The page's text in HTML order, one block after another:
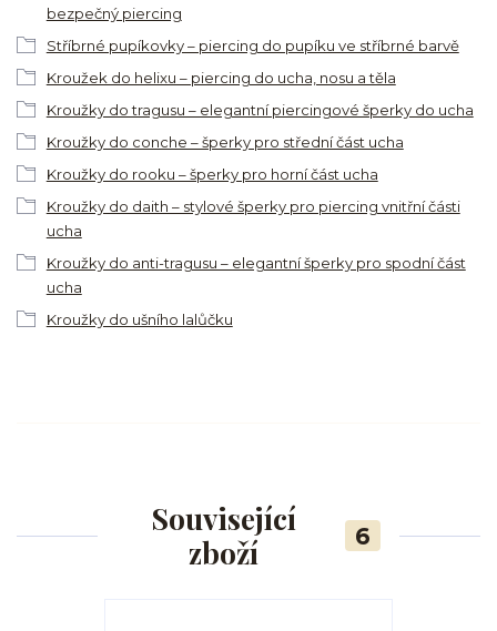
bezpečný piercing
Stříbrné pupíkovky – piercing do pupíku ve stříbrné barvě
Kroužek do helixu – piercing do ucha, nosu a těla
Kroužky do tragusu – elegantní piercingové šperky do ucha
Kroužky do conche – šperky pro střední část ucha
Kroužky do rooku – šperky pro horní část ucha
Kroužky do daith – stylové šperky pro piercing vnitřní části
ucha
Kroužky do anti-tragusu – elegantní šperky pro spodní část
ucha
Kroužky do ušního lalůčku
Související
zboží
6